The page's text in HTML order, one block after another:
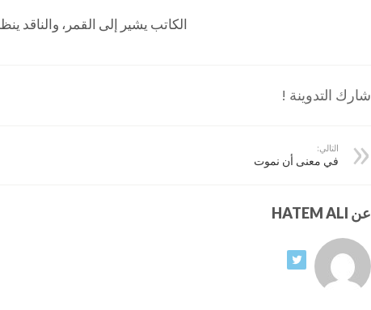
الكاتب يشير إلى القمر، والناقد
شارك التدوينة !
التالي:
في معنى أن نموت
عن HATEM ALI